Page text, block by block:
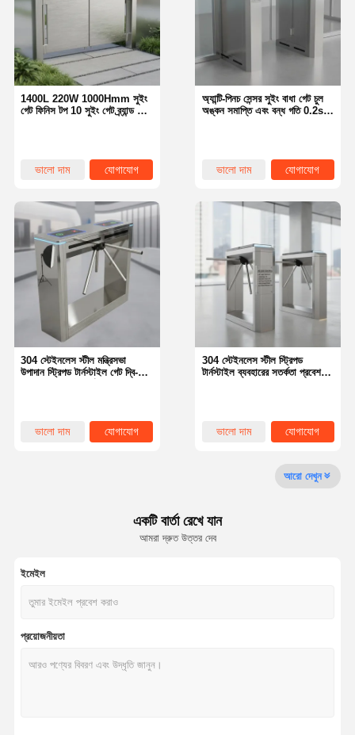
বাড়ি কারখানা পরিদর্শন
গুণমান নিয়ন্ত্রণ
আমাদের সাথে
যোগাযোগ
খবর মামলা
সম্পূর্ণ উচ্চতার টার্নস্টাইল
অ্যান্টি-পিনচ সেন্সর সুইং বাধা গেট চুল
অঙ্কন সমাপ্তি এবং বন্ধ গতি 0.2s
ভালো দাম যোগাযোগ
1400L 220W 1000Hmm সুইং
গেট ফিনিস টপ 10 সুইং গেট ব্র্যান্ড যা
ভালো দাম যোগাযোগ
304 স্টেইনলেস স্টীল স্ট্রিপড
টার্নস্টাইল ব্যবহারের সতর্কতা প্রবেশ
ভালো দাম যোগাযোগ
304 স্টেইনলেস স্টীল মন্ত্রিসভা
উপাদান স্ট্রিপড টার্নস্টাইল গেট দ্বি-
ভালো দাম যোগাযোগ
আরো দেখুন
একটি বার্তা রেখে যান
আমরা দ্রুত উত্তর দেব
ইমেইল
প্রয়োজনীয়তা